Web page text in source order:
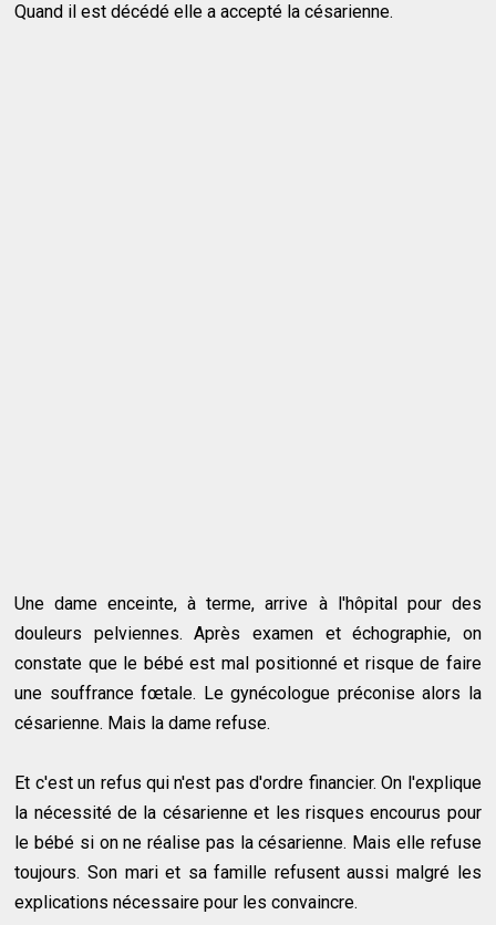
Quand il est décédé elle a accepté la césarienne.
Une dame enceinte, à terme, arrive à l'hôpital pour des
douleurs pelviennes. Après examen et échographie, on
constate que le bébé est mal positionné et risque de faire
une souffrance fœtale. Le gynécologue préconise alors la
césarienne. Mais la dame refuse.
Et c'est un refus qui n'est pas d'ordre financier. On l'explique
la nécessité de la césarienne et les risques encourus pour
le bébé si on ne réalise pas la césarienne. Mais elle refuse
toujours. Son mari et sa famille refusent aussi malgré les
explications nécessaire pour les convaincre.